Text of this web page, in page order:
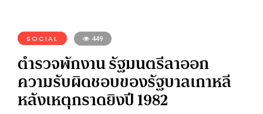
SOCIAL 449
ตำรวจพักงาน รัฐมนตรีลาออก
ความรับผิดชอบของรัฐบาลเกาหลี
หลังเหตุกราดยิงปี 1982